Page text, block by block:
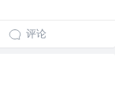
评论